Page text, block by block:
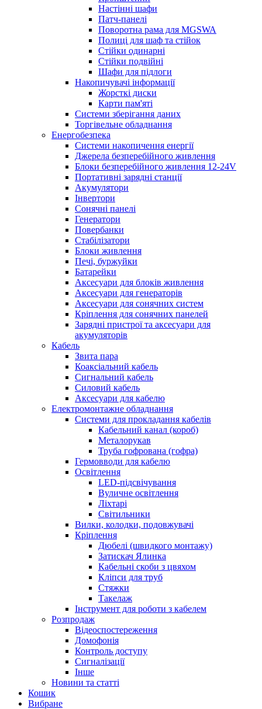
Настінні шафи
Патч-панелі
Поворотна рама для MGSWA
Полиці для шаф та стійок
Стійки одинарні
Стійки подвійні
Шафи для підлоги
Накопичувачі інформації
Жорсткі диски
Карти пам'яті
Системи зберігання даних
Торгівельне обладнання
Енергобезпека
Системи накопичення енергії
Джерела безперебійного живлення
Блоки безперебійного живлення 12-24V
Портативні зарядні станції
Акумулятори
Інвертори
Сонячні панелі
Генератори
Повербанки
Стабілізатори
Блоки живлення
Печі, буржуйки
Батарейки
Аксесуари для блоків живлення
Аксесуари для генераторів
Аксесуари для сонячних систем
Кріплення для сонячних панелей
Зарядні пристрої та аксесуари для
акумуляторів
Кабель
Звита пара
Коаксіальний кабель
Сигнальний кабель
Силовий кабель
Аксесуари для кабелю
Електромонтажне обладнання
Системи для прокладання кабелів
Кабельний канал (короб)
Металорукав
Труба гофрована (гофра)
Гермовводи для кабелю
Освітлення
LED-підсвічування
Вуличне освітлення
Ліхтарі
Світильники
Вилки, колодки, подовжувачі
Кріплення
Дюбелі (швидкого монтажу)
Затискач Ялинка
Кабельні скоби з цвяхом
Кліпси для труб
Стяжки
Такелаж
Інструмент для роботи з кабелем
Розпродаж
Відеоспостереження
Домофонія
Контроль доступу
Сигналізації
Інше
Новини та статті
Кошик
Вибране